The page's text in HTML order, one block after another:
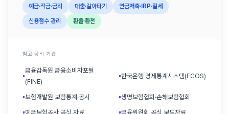
예금·적금·금리 대출·갈아타기 연금저축·IRP·절세
신용점수 관리 환율·환전
참고 공식 기관
▪
금융감독원 금융소비자포털
(FINE)
▪한국은행 경제통계시스템(ECOS)
▪보험개발원 보험통계·공시 ▪생명보험협회·손해보험협회
▪예금보험공사 공식 자료 ▪금융위원회 공식 보도자료